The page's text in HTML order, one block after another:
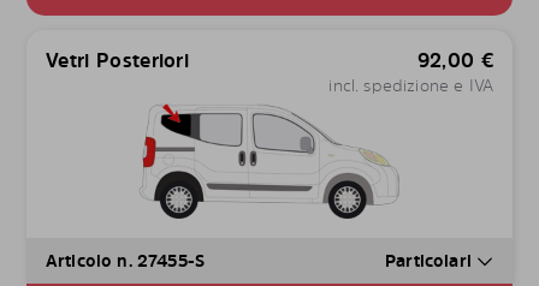
Vetri Posteriori 92,00 €
incl. spedizione e IVA
Articolo n. 27455-S Particolari